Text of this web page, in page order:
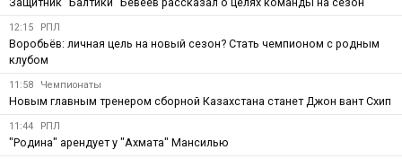
12:15 РПЛ
Воробьёв: личная цель на новый сезон? Стать чемпионом с родным
клубом
11:58 Чемпионаты
Новым главным тренером сборной Казахстана станет Джон вант Схип
11:44 РПЛ
"Родина" арендует у "Ахмата" Мансилью